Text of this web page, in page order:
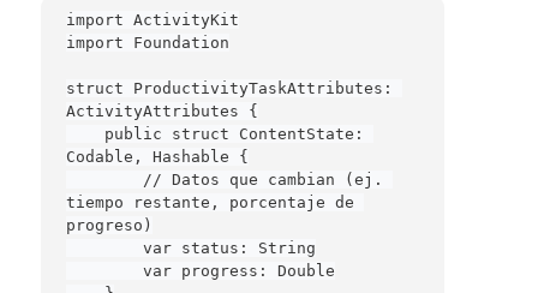
import ActivityKit
import Foundation
struct ProductivityTaskAttributes:
ActivityAttributes {
Codable, Hashable {
tiempo restante, porcentaje de
progreso)
        var status: String
        var progress: Double